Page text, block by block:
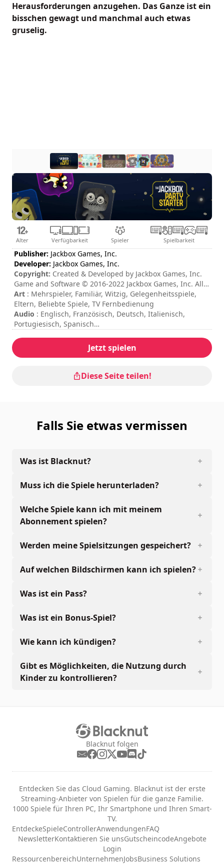
Herausforderungen anzugehen. Das Ganze ist ein
bisschen gewagt und manchmal auch etwas
gruselig.
Alter Verfügbarkeit Spieler Spielbarkeit
Publisher: Jackbox Games, Inc.
Developer: Jackbox Games, Inc.
Copyright: Created & Developed by Jackbox Games, Inc.
Game and Software © 2016-2022 Jackbox Games, Inc. All
rights reserved. Jackbox Games and the Jackbox Games
logo are registered trademarks of Jackbox Games, Inc.
Quiplash, Tee K.O., Trivia Murder Party and Party Starter
are trademarks of Jackbox Games, Inc. All other
owners.
Art : Mehrspieler, Familiär, Witzig, Gelegenheitsspiele,
Eltern, Beliebte Spiele, TV Fernbedienung
Audio : Englisch, Französisch, Deutsch, Italienisch,
Portugiesisch, Spanisch
Italienisch, Portugiesisch, Spanisch
Sitzungsdauer
: > 30 Minuten
: mittel
Jetzt spielen
Diese Seite teilen!
Falls Sie etwas vermissen
Was ist Blacknut?
Muss ich die Spiele herunterladen?
Welche Spiele kann ich mit meinem
Abonnement spielen?
Werden meine Spielsitzungen gespeichert?
Auf welchen Bildschirmen kann ich spielen?
Was ist ein Pass?
Was ist ein Bonus-Spiel?
Wie kann ich kündigen?
Gibt es Möglichkeiten, die Nutzung durch
Kinder zu kontrollieren?
Blacknut folgen
Entdecken Sie das Cloud Gaming. Blacknut ist der erste
Streaming-Anbieter von Spielen für die ganze Familie.
1000 Spiele für Ihren PC, Ihr Smartphone und Ihren Smart-
TV.
EntdeckeSpieleControllerAnwendungenFAQ
NewsletterKontaktieren Sie unsGutscheincodeAngebote
Login
RessourcenbereichUnternehmenJobsBusiness Solutions